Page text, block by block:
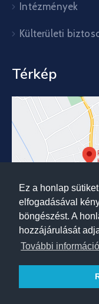
Ez a honlap
elfogadásával
böngészést. A
hozzájárulását
További
Intézmények
Külterületi
Térkép